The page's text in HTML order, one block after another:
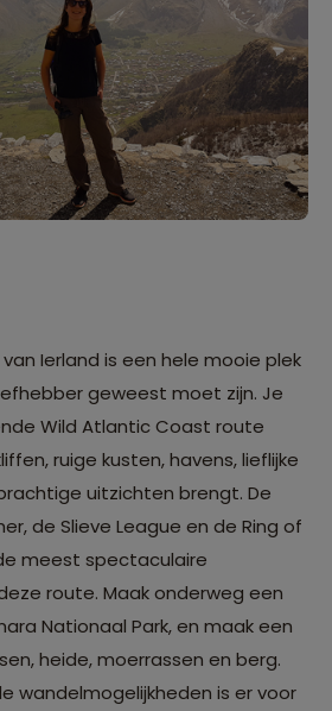
Ierland is een hele mooie plek
geweest moet zijn. Je
Wild Atlantic Coast route
ruige kusten, havens, lieflijke
uitzichten brengt. De
de Slieve League en de Ring of
meest spectaculaire
route. Maak onderweg een
Nationaal Park, en maak een
heide, moerrassen en berg.
wandelmogelijkheden is er voor